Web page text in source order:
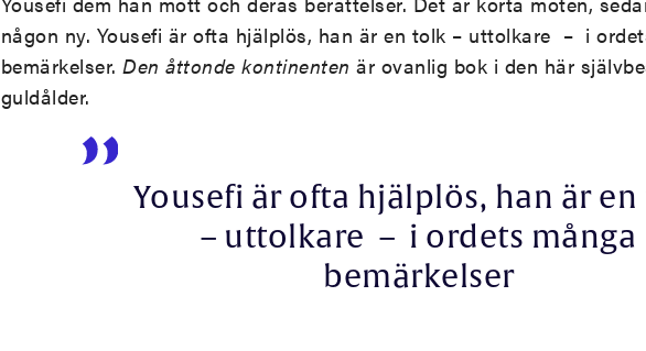
någon ny. Yousefi är ofta hjälplös, han är en tolk – uttolkare – i
bemärkelser. Den åttonde kontinenten är ovanlig bok i den här
guldålder.
Yousefi är ofta hjälplös, han är
– uttolkare – i ordets många
bemärkelser